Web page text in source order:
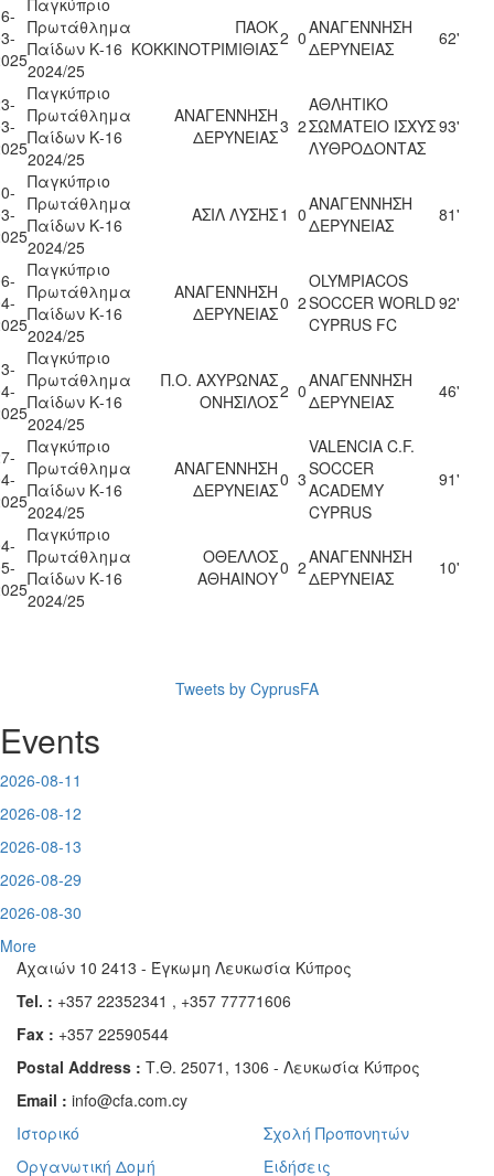
Παγκύπριο
Πρωτάθλημα
Παίδων Κ-16
2024/25
ΠΑΟΚ
ΚΟΚΚΙΝΟΤΡΙΜΙΘΙΑΣ2 0ΑΝΑΓΕΝΝΗΣΗ
ΔΕΡΥΝΕΙΑΣ
62'
Παγκύπριο
Πρωτάθλημα
Παίδων Κ-16
2024/25
ΑΝΑΓΕΝΝΗΣΗ
ΔΕΡΥΝΕΙΑΣ3 2
ΑΘΛΗΤΙΚΟ
ΣΩΜΑΤΕΙΟ ΙΣΧΥΣ
ΛΥΘΡΟΔΟΝΤΑΣ
93'
Παγκύπριο
Πρωτάθλημα
Παίδων Κ-16
2024/25
ΑΣΙΛ ΛΥΣΗΣ1 0ΑΝΑΓΕΝΝΗΣΗ
ΔΕΡΥΝΕΙΑΣ
81'
Παγκύπριο
Πρωτάθλημα
Παίδων Κ-16
2024/25
ΑΝΑΓΕΝΝΗΣΗ
ΔΕΡΥΝΕΙΑΣ0 2
OLYMPIACOS
SOCCER WORLD
CYPRUS FC
92'
Παγκύπριο
Πρωτάθλημα
Παίδων Κ-16
2024/25
Π.Ο. ΑΧΥΡΩΝΑΣ
ΟΝΗΣΙΛΟΣ2 0ΑΝΑΓΕΝΝΗΣΗ
ΔΕΡΥΝΕΙΑΣ
46'
Παγκύπριο
Πρωτάθλημα
Παίδων Κ-16
2024/25
ΑΝΑΓΕΝΝΗΣΗ
ΔΕΡΥΝΕΙΑΣ0 3
VALENCIA C.F.
SOCCER
ACADEMY
CYPRUS
91'
Παγκύπριο
Πρωτάθλημα
Παίδων Κ-16
2024/25
ΟΘΕΛΛΟΣ
ΑΘΗΑΙΝΟΥ0 2ΑΝΑΓΕΝΝΗΣΗ
ΔΕΡΥΝΕΙΑΣ
10'
Tweets by CyprusFA
Events
2026-08-11
2026-08-12
2026-08-13
2026-08-29
2026-08-30
More
Αχαιών 10 2413 - Έγκωμη Λευκωσία Κύπρος
Tel. : +357 22352341 , +357 77771606
Fax : +357 22590544
Postal Address : Τ.Θ. 25071, 1306 - Λευκωσία Κύπρος
Email : info@cfa.com.cy
Ιστορικό
Οργανωτική Δομή
Σχολή Προπονητών
Ειδήσεις